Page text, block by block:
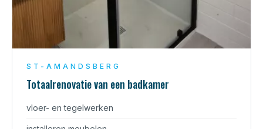
ST-AMANDSBERG
Totaalrenovatie van een badkamer
vloer- en tegelwerken